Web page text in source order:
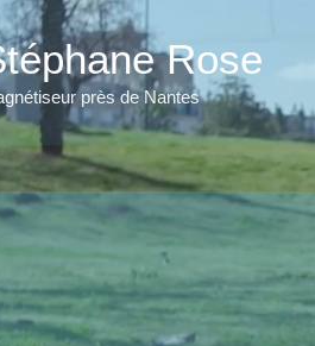
Rose
près de Nantes